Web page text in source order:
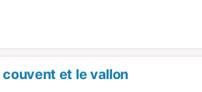
et le vallon